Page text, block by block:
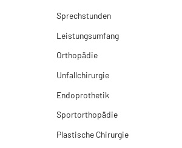
Sprechstunden
Leistungsumfang
Orthopädie
Unfallchirurgie
Endoprothetik
Sportorthopädie
Plastische Chirurgie